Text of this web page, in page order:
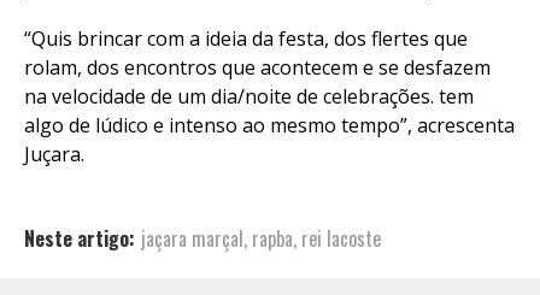
“Quis brincar com a ideia da festa, dos flertes que
rolam, dos encontros que acontecem e se desfazem
na velocidade de um dia/noite de celebrações. tem
algo de lúdico e intenso ao mesmo tempo”, acrescenta
Juçara.
Neste artigo: jaçara marçal, rapba, rei lacoste